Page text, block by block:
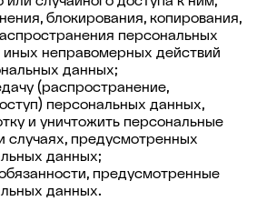
блокирования, копирования,
персональных
неправомерных действий
данных;
(распространение,
персональных данных,
и уничтожить персональные
случаях, предусмотренных
данных;
предусмотренные
данных.